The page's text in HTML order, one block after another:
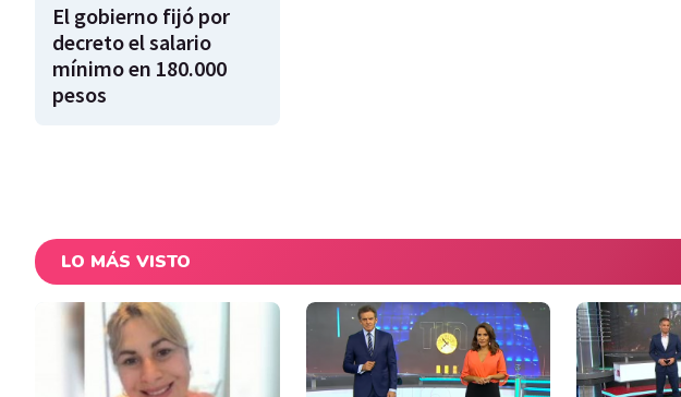
El gobierno fijó por
decreto el salario
mínimo en 180.000
pesos
LO MÁS VISTO